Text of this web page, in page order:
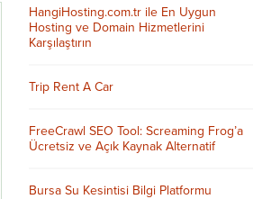
HangiHosting.com.tr ile En Uygun
Hosting ve Domain Hizmetlerini
Karşılaştırın
Trip Rent A Car
FreeCrawl SEO Tool: Screaming Frog’a
Ücretsiz ve Açık Kaynak Alternatif
Bursa Su Kesintisi Bilgi Platformu